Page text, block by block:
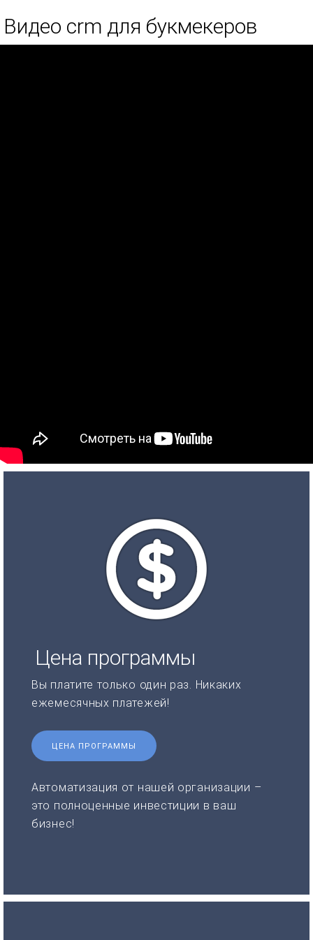
Видео crm для букмекеров
Цена программы
Вы платите только один раз. Никаких
ежемесячных платежей!
ЦЕНА ПРОГРАММЫ
Автоматизация от нашей организации –
это полноценные инвестиции в ваш
бизнес!